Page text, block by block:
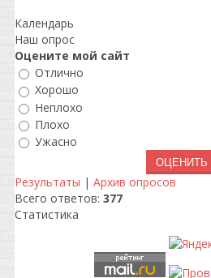
Календарь
Наш опрос
Оцените мой сайт
Отлично
Хорошо
Неплохо
Плохо
Ужасно
Результаты | Архив опросов
Всего ответов: 377
Статистика